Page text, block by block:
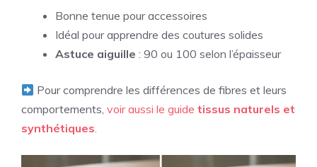
Bonne tenue pour accessoires
Idéal pour apprendre des coutures solides
Astuce aiguille : 90 ou 100 selon l’épaisseur
Pour comprendre les différences de fibres et leurs
comportements, voir aussi le guide tissus naturels et
synthétiques.